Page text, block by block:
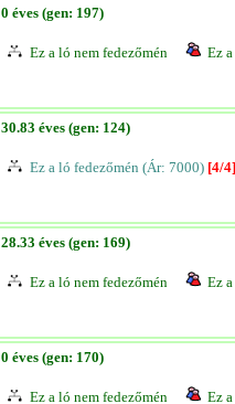
0 éves (gen: 197)
Ez a ló nem fedezőmén Ez
30.83 éves (gen: 124)
Ez a ló fedezőmén (Ár: 7000) [4/4]
28.33 éves (gen: 169)
Ez a ló nem fedezőmén Ez
0 éves (gen: 170)
Ez a ló nem fedezőmén Ez